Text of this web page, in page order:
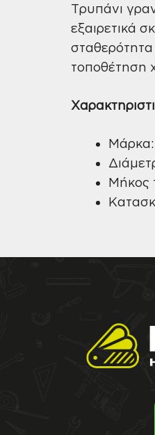
Τρυπάνι
εξαιρετικά
σταθερότητα
τοποθέτηση
Μήκος